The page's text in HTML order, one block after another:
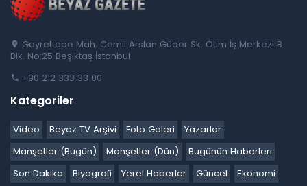
Gayrettepe Mah. Cemil Arslan Güder Sk. Otim İş Merkezi B
Blk. No:25 Beşiktaş İstanbul
+90 212 333 33 00
Kategoriler
Video Beyaz TV Arşivi Foto Galeri
Yazarlar
Manşetler (Bugün)
Manşetler (Dün)
Bugünün Haberleri
Son Dakika
Biyografi Yerel Haberler Güncel
Ekonomi